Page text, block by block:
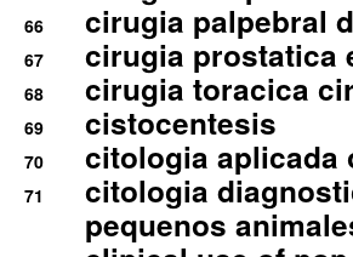
66 cirugia palpebral
67 cirugia prostatica
68 cirugia toracica
69 cistocentesis
70 citologia aplicada
71
citologia
pequenos